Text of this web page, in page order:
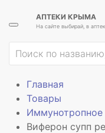
АПТЕКИ КРЫМА
На сайте выбирай, в
Главная
Товары
Иммунотропное
Виферон супп